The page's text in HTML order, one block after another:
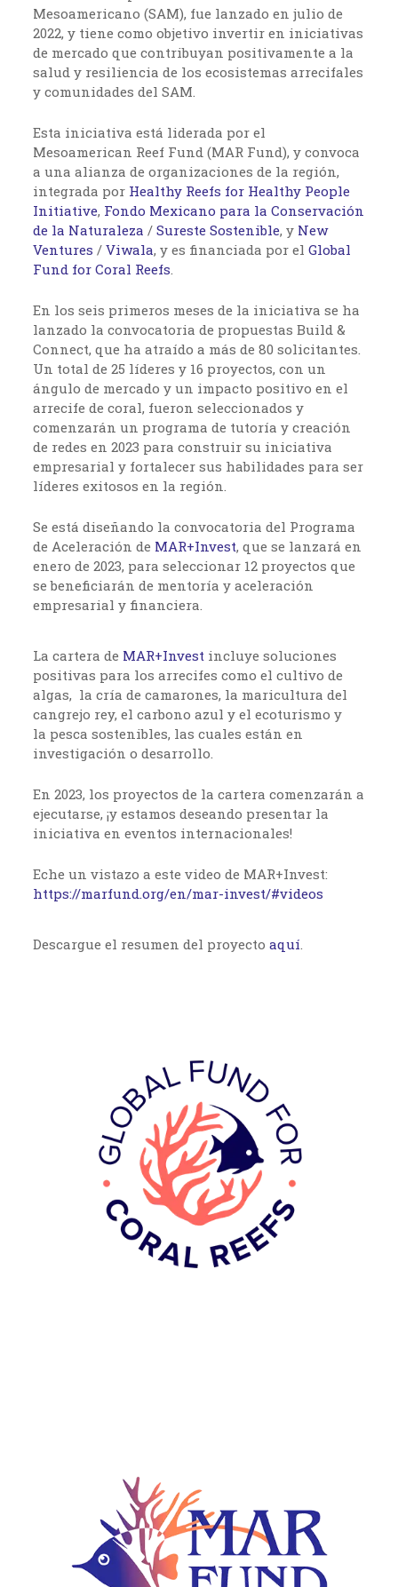
Mesoamericano (SAM), fue lanzado en julio de
2022, y tiene como objetivo invertir en iniciativas
de mercado que contribuyan positivamente a la
salud y resiliencia de los ecosistemas arrecifales
y comunidades del SAM.
Esta iniciativa está liderada por el
Mesoamerican Reef Fund (MAR Fund), y convoca
a una alianza de organizaciones de la región,
integrada por Healthy Reefs for Healthy People
Initiative, Fondo Mexicano para la Conservación
de la Naturaleza /Sureste Sostenible, y New
Ventures /Viwala, y es financiada por elGlobal
Fund for Coral Reefs.
En los seis primeros meses de la iniciativa se ha
lanzado la convocatoria de propuestas Build &
Connect, que ha atraído a más de 80 solicitantes.
Un total de 25 líderes y 16 proyectos, con un
ángulo de mercado y un impacto positivo en el
arrecife de coral, fueron seleccionados y
comenzarán un programa de tutoría y creación
de redes en 2023 para construir su iniciativa
empresarial y fortalecer sus habilidades para ser
líderes exitosos en la región.
Se está diseñando la convocatoria del Programa
de Aceleración de MAR+Invest, que se lanzará en
enero de 2023, para seleccionar 12 proyectos que
se beneficiarán de mentoría y aceleración
empresarial y financiera.
La cartera de MAR+Invest incluye soluciones
positivas para los arrecifes como el cultivo de
algas, la cría de camarones, la maricultura del
cangrejo rey, el carbono azul y el ecoturismo y
la pesca sostenibles, las cuales están en
investigación o desarrollo.
En 2023, los proyectos de la cartera comenzarán a
ejecutarse, ¡y estamos deseando presentar la
iniciativa en eventos internacionales!
Eche un vistazo a este video de MAR+Invest:
https://marfund.org/en/mar-invest/#videos
Descargue el resumen del proyectoaquí.